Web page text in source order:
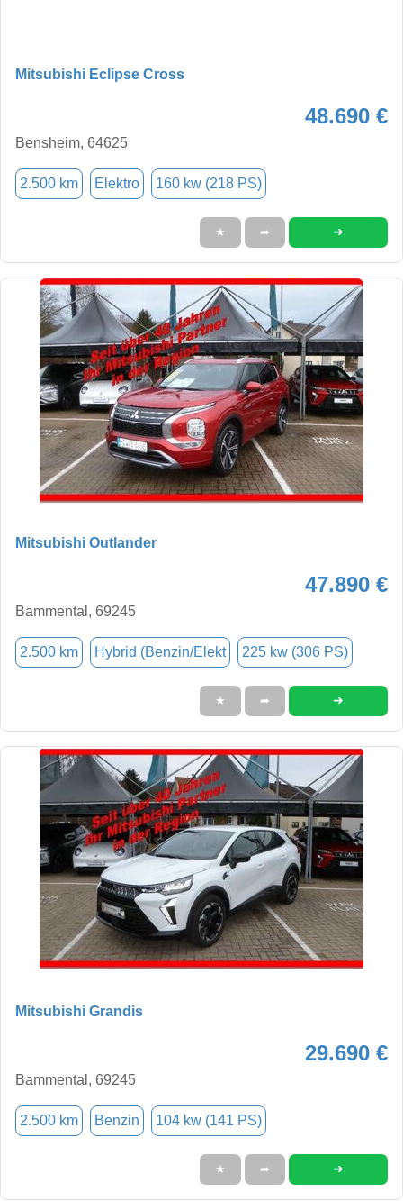
Mitsubishi Eclipse Cross
48.690 €
Bensheim, 64625
2.500 km Elektro 160 kw (218 PS)
★ ➦ ➜
Mitsubishi Outlander
47.890 €
Bammental, 69245
2.500 km Hybrid (Benzin/Elekt 225 kw (306 PS)
★ ➦ ➜
Mitsubishi Grandis
29.690 €
Bammental, 69245
2.500 km Benzin 104 kw (141 PS)
★ ➦ ➜